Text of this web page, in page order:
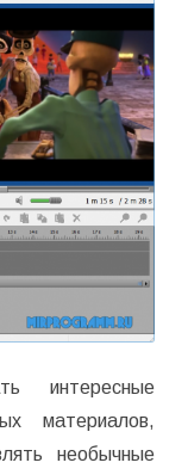
интересные
материалов,
необычные